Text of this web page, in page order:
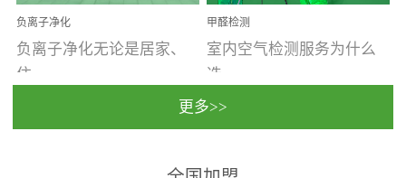
负离子净化
负离子净化无论是居家、
住...
甲醛检测
室内空气检测服务为什么
选...
更多>>